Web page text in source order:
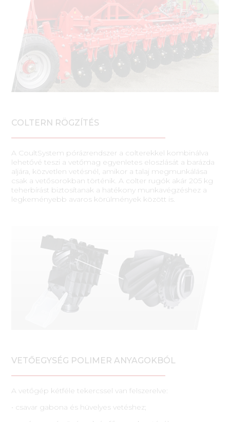
COLTERN RÖGZÍTÉS
A CoultSystem pórázrendszer a colterekkel kombinálva
lehetővé teszi a vetőmag egyenletes eloszlását a barázda
aljára, közvetlen vetésnél, amikor a talaj megmunkálása
csak a vetősorokban történik. A colter rugók akár 205 kg
teherbírást biztosítanak a hatékony munkavégzéshez a
legkeményebb avaros körülmények között is.
VETŐEGYSÉG POLIMER ANYAGOKBÓL
A vetőgép kétféle tekercssel van felszerelve:
• csavar gabona és hüvelyes vetéshez;